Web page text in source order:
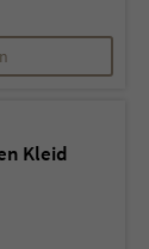
Kleid